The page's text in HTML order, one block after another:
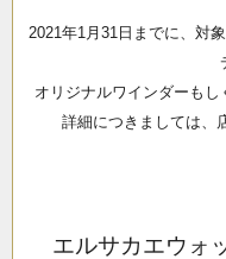
2021年1月31日までに、対
オリジナルワインダーもし
詳細につきましては、
エルサカエウォ